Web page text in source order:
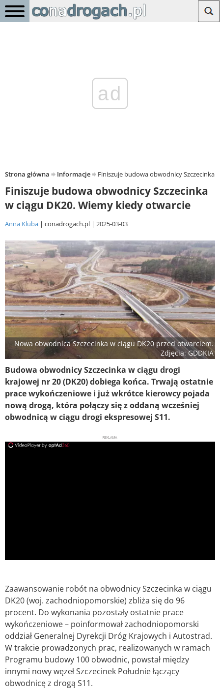
ad
Strona główna Informacje Finiszuje budowa obwodnicy Szczecinka
Finiszuje budowa obwodnicy Szczecinka
w ciągu DK20. Wiemy kiedy otwarcie
Anna Kluba conadrogach.pl 2025-03-03
Nowa obwodnica Szczecinka w ciągu DK20 przed otwarciem.
Zdjęcia: GDDKIA
Budowa obwodnicy Szczecinka w ciągu drogi
krajowej nr 20 (DK20) dobiega końca. Trwają ostatnie
prace wykończeniowe i już wkrótce kierowcy pojada
nową drogą, która połączy się z oddaną wcześniej
obwodnicą w ciągu drogi ekspresowej S11.
REKLAMA
Zaawansowanie robót na obwodnicy Szczecinka w ciągu
DK20 (woj. zachodniopomorskie) zbliża się do 96
procent. Do wykonania pozostały ostatnie prace
wykończeniowe – poinformował zachodniopomorski
oddział Generalnej Dyrekcji Dróg Krajowych i Autostrad.
W trakcie prowadzonych prac, realizowanych w ramach
Programu budowy 100 obwodnic, powstał między
innymi nowy węzeł Szczecinek Południe łączący
obwodnicę z drogą S11.